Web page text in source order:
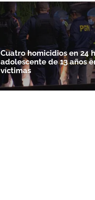
Cuatro homicidios en 24
adolescente de 13 años
víctimas